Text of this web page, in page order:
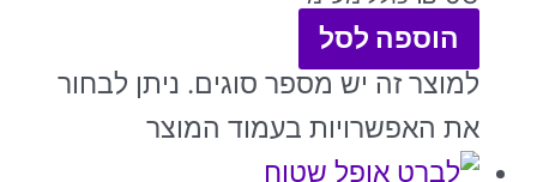
הוספה לסל
למוצר זה יש מספר סוגים. ניתן לבחור
את האפשרויות בעמוד המוצר